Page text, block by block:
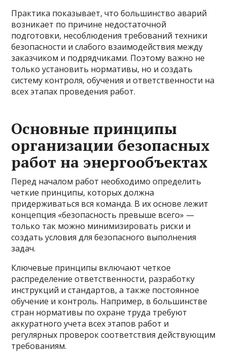
Практика показывает, что большинство аварий
возникает по причине недостаточной
подготовки, несоблюдения требований техники
безопасности и слабого взаимодействия между
заказчиком и подрядчиками. Поэтому важно не
только установить нормативы, но и создать
систему контроля, обучения и ответственности на
всех этапах проведения работ.
Основные принципы
организации безопасных
работ на энергообъектах
Перед началом работ необходимо определить
четкие принципы, которых должна
придерживаться вся команда. В их основе лежит
концепция «безопасность превыше всего» —
только так можно минимизировать риски и
создать условия для безопасного выполнения
задач.
Ключевые принципы включают четкое
распределение ответственности, разработку
инструкций и стандартов, а также постоянное
обучение и контроль. Например, в большинстве
стран нормативы по охране труда требуют
аккуратного учета всех этапов работ и
регулярных проверок соответствия действующим
требованиям.